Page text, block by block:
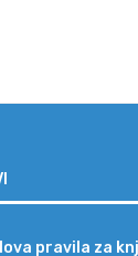
pravila za